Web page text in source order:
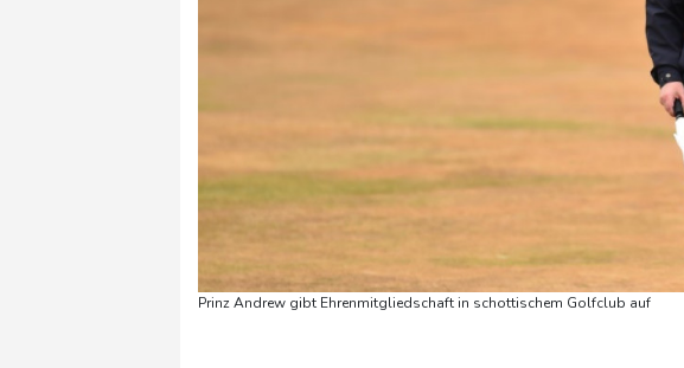
Prinz Andrew gibt Ehrenmitgliedschaft in schottischem Golfclub auf